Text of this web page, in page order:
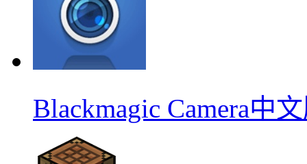
Blackmagic Camera中